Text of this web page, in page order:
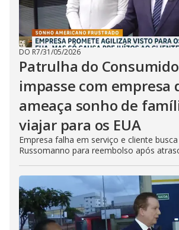
DO R7/31/05/2026
Patrulha do
impasse com empresa
ameaça sonho de
viajar para os EUA
Empresa falha em serviço e cliente
Russomanno para reembolso após